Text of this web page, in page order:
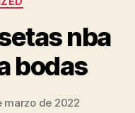
nba
bodas
marzo de 2022